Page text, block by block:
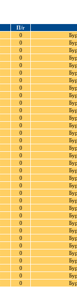
П/г
0
0
0
0
0
0
0
0
0
0
0
0
0
0
0
0
0
0
0
0
0
0
0
0
0
0
0
0
0
0
0
0
0
0